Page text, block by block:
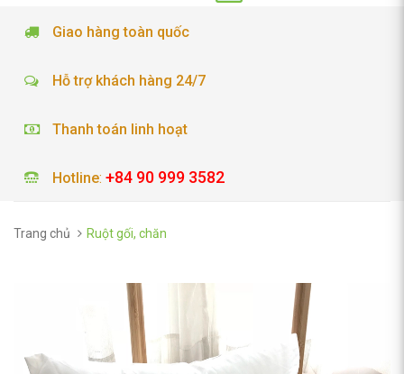
Giao hàng toàn quốc
Hỗ trợ khách hàng 24/7
Thanh toán linh hoạt
Hotline: +84 90 999 3582
Trang chủ Ruột gối, chăn